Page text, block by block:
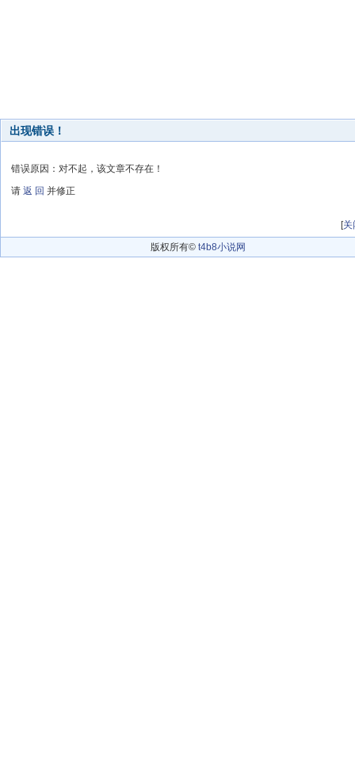
出现错误！
错误原因：对不起，该文章不存在！
请 返 回 并修正
[关
版权所有© t4b8小说网